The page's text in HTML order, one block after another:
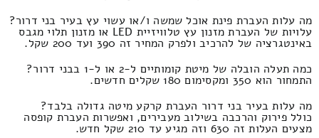
מה עלות העברת פינת אוכל שמשה ו/או עשוי עץ בעיר בני דרור?
עלויות של העברת מזנון עץ טלוויזיית LED או מזנון תלוי מגבס
באינטגרציה של להרכיב ולפרק המחיר זה 390 ועד 200 שקל.
כמה תעלה הובלה של מיטת קומותיים ל-2 או ל-1 בבני דרור?
התמחור הוא 350 ומקסימום 180 שקלים חדשים.
מה עלות בעיר בני דרור העברת קרקע מיטה גדולה בלבד?
כולל פירוק והרכבה בשילוב מעבירים, ואפשרות העברת קופסה
מצעים העלות זה 630 וזה מגיע עד 210 שקל חדש.